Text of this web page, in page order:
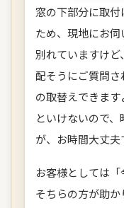
窓の下部分に取
ため、現地にお
別れていますけ
配そうにご質問
の取替えできま
といけないので
が、お時間大丈夫
お客様としては
そちらの方が助